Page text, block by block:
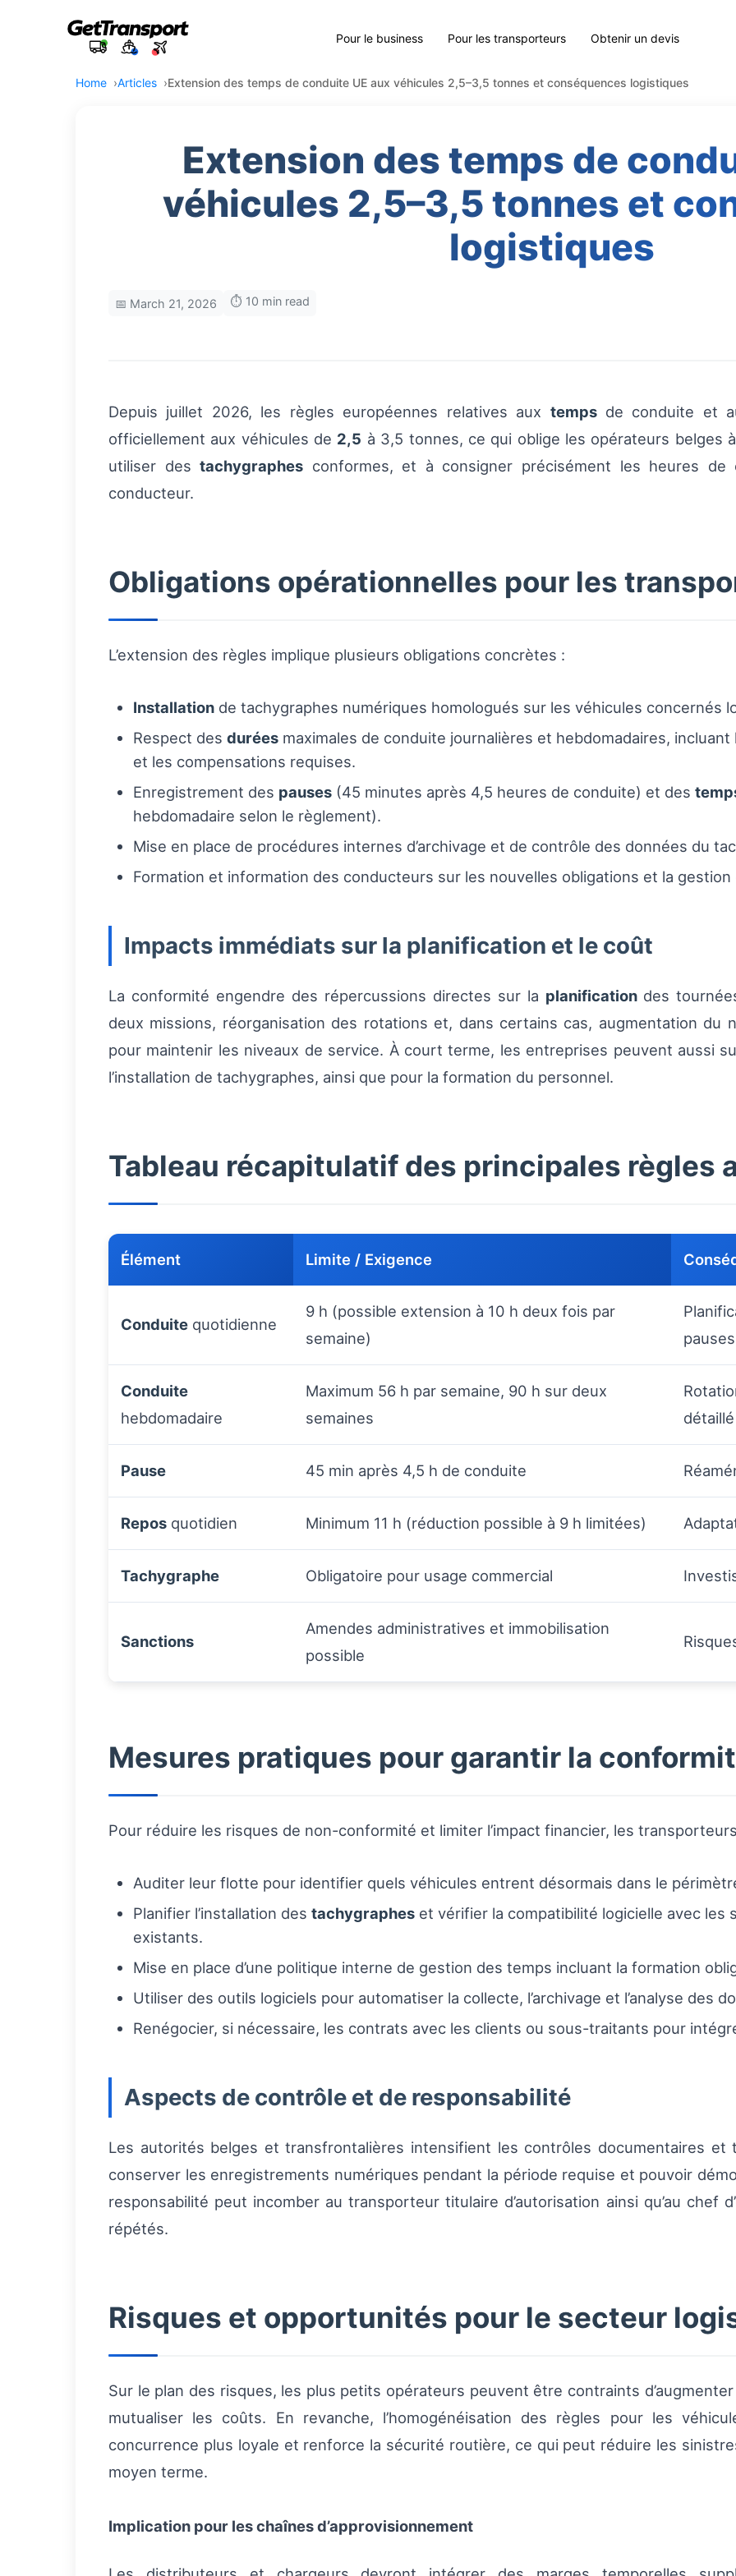
Pour le business Pour les transporteurs Obtenir un devis
Home Articles Extension des temps de conduite UE aux véhicules 2,5–3,5 tonnes et conséquences logistiques
Extension des temps de
véhicules 2,5–3,5 tonnes et
logistiques
📅 March 21, 2026 ⏱️ 10 min read
Depuis juillet 2026, les règles européennes relatives aux tempsde conduite et
officiellement aux véhicules de 2,5 à 3,5 tonnes, ce qui oblige les opérateurs belges
utiliser destachygraphes conformes, et à consigner précisément les heures
conducteur.
Obligations opérationnelles pour les
L’extension des règles implique plusieurs obligations concrètes :
Installation de tachygraphes numériques homologués sur les véhicules concernés
Respect des durées maximales de conduite journalières et hebdomadaires,
et les compensations requises.
Enregistrement des pauses (45 minutes après 4,5 heures de conduite) et des
hebdomadaire selon le règlement).
Mise en place de procédures internes d’archivage et de contrôle des données du
Formation et information des conducteurs sur les nouvelles obligations et la
Impacts immédiats sur la planification et le coût
La conformité engendre des répercussions directes sur la planificationdes
deux missions, réorganisation des rotations et, dans certains cas, augmentation du
pour maintenir les niveaux de service. À court terme, les entreprises peuvent aussi
l’installation de tachygraphes, ainsi que pour la formation du personnel.
Tableau récapitulatif des principales règles
Élément Limite / Exigence
Conduite quotidienne
9 h (possible extension à 10 h deux fois par
semaine)
pauses
Conduite
hebdomadaire
Maximum 56 h par semaine, 90 h sur deux
semaines
détaillé
Pause 45 min après 4,5 h de conduite
Repos quotidien Minimum 11 h (réduction possible à 9 h limitées)
Tachygraphe Obligatoire pour usage commercial
Sanctions
Amendes administratives et immobilisation
possible
Mesures pratiques pour garantir la
Pour réduire les risques de non-conformité et limiter l’impact financier, les
Auditer leur flotte pour identifier quels véhicules entrent désormais dans le
Planifier l’installation des tachygraphes et vérifier la compatibilité logicielle avec
existants.
Mise en place d’une politique interne de gestion des temps incluant la formation
Utiliser des outils logiciels pour automatiser la collecte, l’archivage et l’analyse des
Renégocier, si nécessaire, les contrats avec les clients ou sous-traitants pour
Aspects de contrôle et de responsabilité
Les autorités belges et transfrontalières intensifient les contrôles documentaires et
conserver les enregistrements numériques pendant la période requise et pouvoir
responsabilité peut incomber au transporteur titulaire d’autorisation ainsi qu’au chef
répétés.
Risques et opportunités pour le secteur
Sur le plan des risques, les plus petits opérateurs peuvent être contraints
mutualiser les coûts. En revanche, l’homogénéisation des règles pour les
concurrence plus loyale et renforce la sécurité routière, ce qui peut réduire les
moyen terme.
Implication pour les chaînes d’approvisionnement